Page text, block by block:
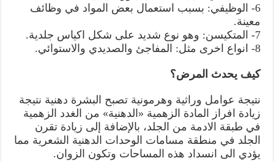
6- الوظيفي: بسبب استعمال بعض المواد في وظائف
معينة.
7- المتكيسن: وهو نوع شديد على شكل اكياس جلدية.
8- انواع اخرى مثل: المفاجئ والصديدي والاستوائي.
كيف يحدث المرض؟
نتيجة عوامل وراثية وهرمونية تصبح البشرة دهنية نتيجة
زيادة افراز المادة الزهمية «الدهنية» من الغدد الزهمية
في طبقة الادمة من الجلد، بالإضافة إلى زيادة تقرن
الجلد في منطقة مسامات الوحدات الدهنية الشعرية مما
يؤدي الى انسداد هذه المساحات وتكون الزوان.